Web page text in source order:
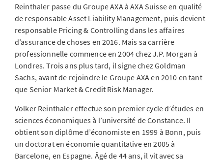
Reinthaler passe du Groupe AXA à AXA Suisse en qualité
de responsable Asset Liability Management, puis devient
responsable Pricing & Controlling dans les affaires
d’assurance de choses en 2016. Mais sa carrière
professionnelle commence en 2004 chez J.P. Morgan à
Londres. Trois ans plus tard, il signe chez Goldman
Sachs, avant de rejoindre le Groupe AXA en 2010 en tant
que Senior Market & Credit Risk Manager.
Volker Reinthaler effectue son premier cycle d’études en
sciences économiques à l’université de Constance. Il
obtient son diplôme d’économiste en 1999 à Bonn, puis
un doctorat en économie quantitative en 2005 à
Barcelone, en Espagne. Âgé de 44 ans, il vit avec sa